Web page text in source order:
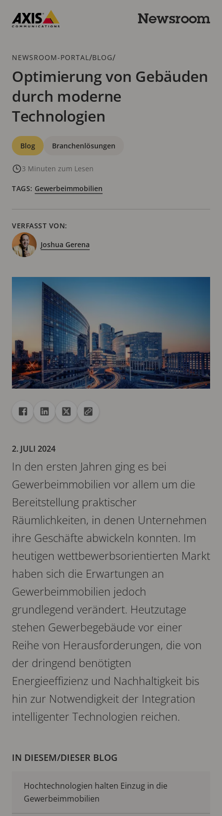
Hauptinhalt
springen
Newsroom
Breadcrumb
NEWSROOM-PORTAL /BLOG/
Optimierung von Gebäuden
durch moderne
Technologien
Kategorien
Blog Branchenlösungen
3 Minuten zum Lesen
TAGS: Gewerbeimmobilien
VERFASST VON:
Joshua Gerena
Freigabe
Teilen auf Facebook
Teilen auf Linkedin
Teilen auf XURL in die Zwischenablage kopieren
2. JULI 2024
In den ersten Jahren ging es bei
Gewerbeimmobilien vor allem um die
Bereitstellung praktischer
Räumlichkeiten, in denen Unternehmen
ihre Geschäfte abwickeln konnten. Im
heutigen wettbewerbsorientierten Markt
haben sich die Erwartungen an
Gewerbeimmobilien jedoch
grundlegend verändert. Heutzutage
stehen Gewerbegebäude vor einer
Reihe von Herausforderungen, die von
der dringend benötigten
Energieeffizienz und Nachhaltigkeit bis
hin zur Notwendigkeit der Integration
intelligenter Technologien reichen.
IN DIESEM/DIESER BLOG
Hochtechnologien halten Einzug in die
Gewerbeimmobilien